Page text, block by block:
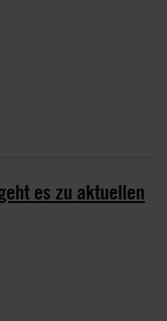
es zu aktuellen